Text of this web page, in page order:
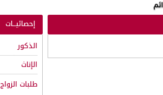
إحصائيــات
الذكور
الإناث
طلبات الزواج